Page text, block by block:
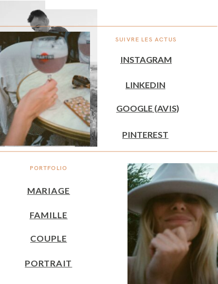
PORTFOLIO
SUIVRE LES ACTUS
MARIAGE
INSTAGRAM
GOOGLE (AVIS)
FAMILLE
PINTEREST
COUPLE
LINKEDIN
PORTRAIT